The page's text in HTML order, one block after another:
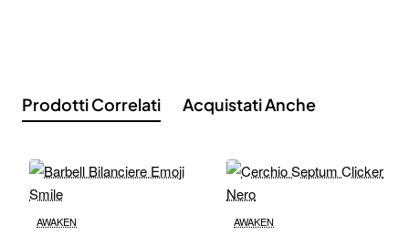
Prodotti Correlati Acquistati Anche
AWAKEN AWAKEN